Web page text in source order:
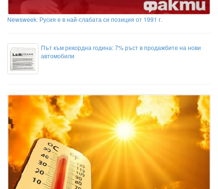
Newsweek: Русия е в най-слабата си позиция от 1991 г.
Път към рекордна година: 7% ръст в продажбите на нови
автомобили